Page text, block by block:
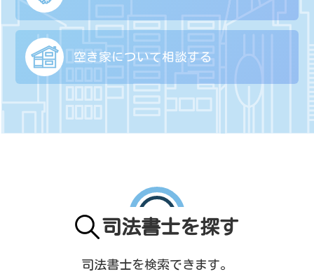
空き家について相談する
司法書士を探す
司法書士を検索できます。